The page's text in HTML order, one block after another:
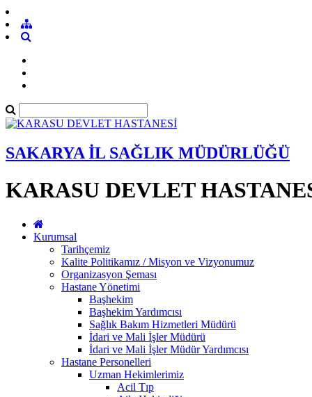
SAKARYA İL SAĞLIK MÜDÜRLÜĞÜ
KARASU DEVLET
Kurumsal
Tarihçemiz
Kalite Politikamız / Misyon ve Vizyonumuz
Organizasyon Şeması
Hastane Yönetimi
Başhekim
Başhekim Yardımcısı
Sağlık Bakım Hizmetleri Müdürü
İdari ve Mali İşler Müdürü
İdari ve Mali İşler Müdür Yardımcısı
Hastane Personelleri
Uzman Hekimlerimiz
Acil Tıp